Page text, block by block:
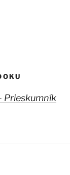
Prieskumník